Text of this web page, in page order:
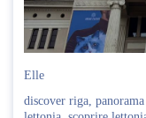
Elle
discover riga,